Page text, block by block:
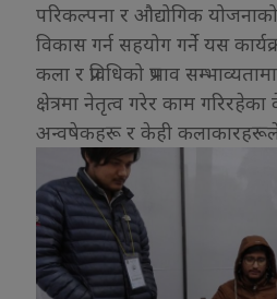
परिकल्पना र औद्योगिक
विकास गर्न सहयोग गर्ने यस
कला र प्रविधिको प्रभाव
क्षेत्रमा नेतृत्व गरेर काम
अन्वषेकहरू र केही कलाकारहरूले